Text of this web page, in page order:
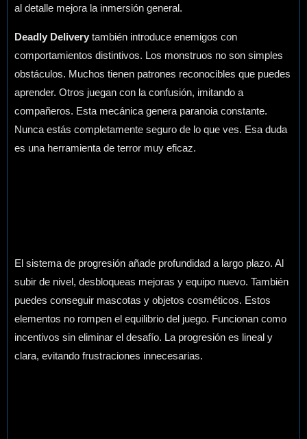
al detalle mejora la inmersión general.
Deadly Delivery también introduce enemigos con
comportamientos distintivos. Los monstruos no son simples
obstáculos. Muchos tienen patrones reconocibles que puedes
aprender. Otros juegan con la confusión, imitando a
compañeros. Esta mecánica genera paranoia constante.
Nunca estás completamente seguro de lo que ves. Esa duda
es una herramienta de terror muy eficaz.
El sistema de progresión añade profundidad a largo plazo. Al
subir de nivel, desbloqueas mejoras y equipo nuevo. También
puedes conseguir mascotas y objetos cosméticos. Estos
elementos no rompen el equilibrio del juego. Funcionan como
incentivos sin eliminar el desafío. La progresión es lineal y
clara, evitando frustraciones innecesarias.